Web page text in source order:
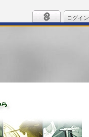
ログイン